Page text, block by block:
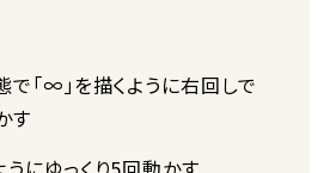
「∞」を描くように右回しで
す